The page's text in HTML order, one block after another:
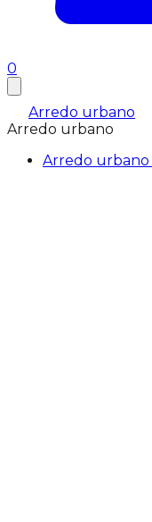
0
Arredo urbano
Arredo urbano
Arredo urbano